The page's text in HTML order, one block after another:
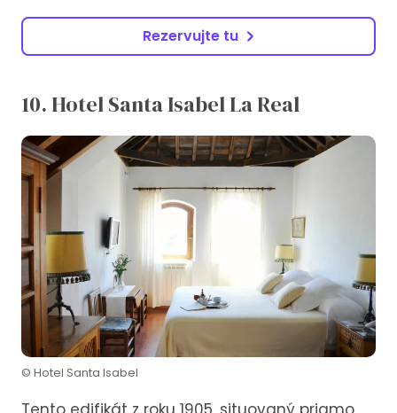
Rezervujte tu
10. Hotel Santa Isabel La Real
© Hotel Santa Isabel